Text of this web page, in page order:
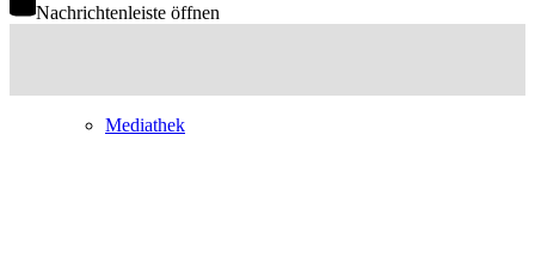
Mediathek
Nachrichtenleiste öffnen